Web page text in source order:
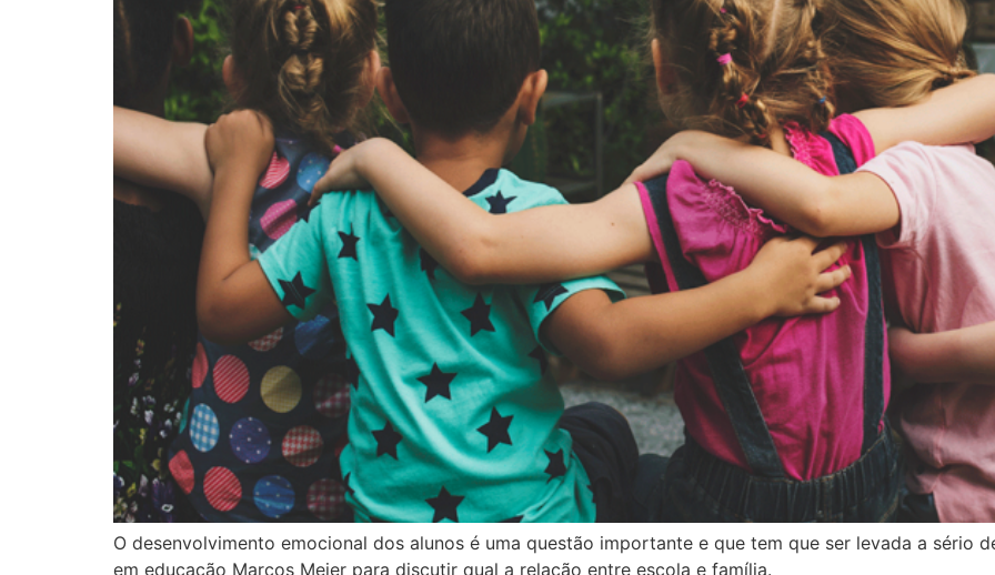
O desenvolvimento emocional dos alunos é uma questão importante e que tem que ser levada a sério
em educação Marcos Meier para discutir qual a relação entre escola e família.